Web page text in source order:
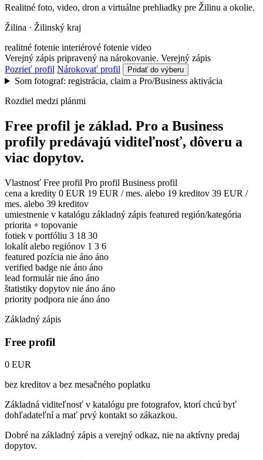
Realitné foto, video, dron a virtuálne prehliadky pre Žilinu a okolie.
Žilina · Žilinský kraj
realitné fotenie interiérové fotenie video
Verejný zápis pripravený na nárokovanie. Verejný zápis
Pozrieť profil Nárokovať profil Pridať do výberu
Som fotograf: registrácia, claim a Pro/Business aktivácia
Rozdiel medzi plánmi
Free profil je základ. Pro a Business
profily predávajú viditeľnosť, dôveru a
viac dopytov.
Vlastnosť Free profil Pro profil Business profil
cena a kredity 0 EUR 19 EUR / mes. alebo 19 kreditov 39 EUR /
mes. alebo 39 kreditov
umiestnenie v katalógu základný zápis featured región/kategória
priorita + topovanie
fotiek v portfóliu 3 18 30
lokalít alebo regiónov 1 3 6
featured pozícia nie áno áno
verified badge nie áno áno
lead formulár nie áno áno
štatistiky dopytov nie áno áno
priority podpora nie áno áno
Základný zápis
Free profil
0 EUR
bez kreditov a bez mesačného poplatku
Základná viditeľnosť v katalógu pre fotografov, ktorí chcú byť
dohľadateľní a mať prvý kontakt so zákazkou.
Dobré na základný zápis a verejný odkaz, nie na aktívny predaj
dopytov.